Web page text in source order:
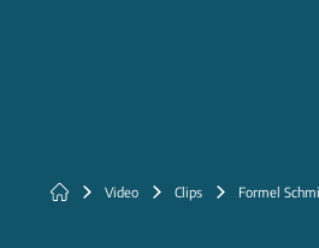
Video Clips Formel